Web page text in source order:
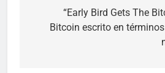
navigation
“Early Bird Gets The
Bitcoin escrito en